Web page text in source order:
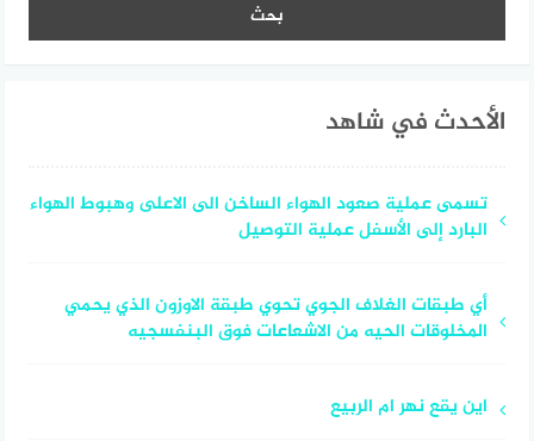
الأحدث في شاهد
تسمى عملية صعود الهواء الساخن الى الاعلى وهبوط الهواء
البارد إلى الأسفل عملية التوصيل
أي طبقات الغلاف الجوي تحوي طبقة الاوزون الذي يحمي
المخلوقات الحيه من الاشعاعات فوق البنفسجيه
اين يقع نهر ام الربيع